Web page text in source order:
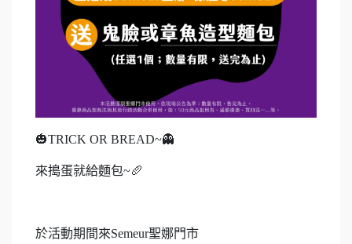
🎃TRICK OR BREAD~👻
來搗蛋就給麵包~🥖
於活動期間來Semeur聖娜門市